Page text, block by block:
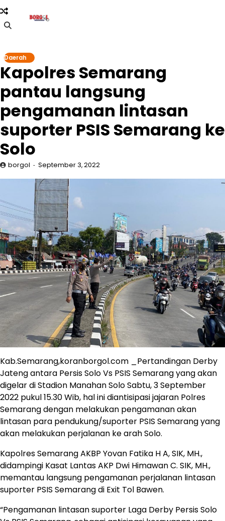
Skip
to
content
Daerah
Kapolres Semarang
pantau langsung
pengamanan lintasan
suporter PSIS Semarang ke
Solo
borgol September 3, 2022
Kab.Semarang,koranborgol.com _Pertandingan Derby
Jateng antara Persis Solo Vs PSIS Semarang yang akan
digelar di Stadion Manahan Solo Sabtu, 3 September
2022 pukul 15.30 Wib, hal ini diantisipasi jajaran Polres
Semarang dengan melakukan pengamanan akan
lintasan para pendukung/suporter PSIS Semarang yang
akan melakukan perjalanan ke arah Solo.
Kapolres Semarang AKBP Yovan Fatika H A, SIK, MH.,
didampingi Kasat Lantas AKP Dwi Himawan C. SIK, MH.,
memantau langsung pengamanan perjalanan lintasan
suporter PSIS Semarang di Exit Tol Bawen.
“Pengamanan lintasan suporter Laga Derby Persis Solo